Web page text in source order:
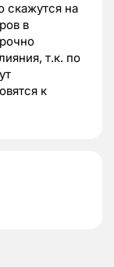
на
в
т.к. по
к